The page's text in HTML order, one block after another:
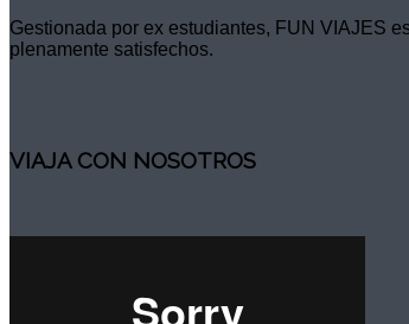
Gestionada por ex estudiantes, FUN VIAJES
plenamente satisfechos.
VIAJA CON NOSOTROS